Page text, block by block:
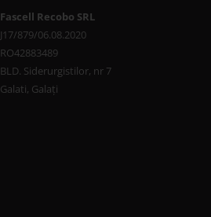
Fascell Recobo SRL
J17/879/06.08.2020
RO42883489
BLD. Siderurgistilor, nr 7
Galati, Galați